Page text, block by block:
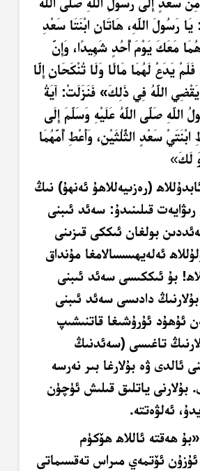
رَسُولَ اللَّهِ، هَاتَانِ ابْنَتَا سَعْدِ
مَعَكَ يَوْمَ أُحُدٍ شَهِيدًا، وَإِنَّ
يَدَعْ لَهُمَا مَالًا وَلَا تُنْكَحَانِ إِلَّا
اللَّهُ فِي ذَلِكَ» فَنَزَلَتْ: آيَةُ
اللَّهِ صَلَّى اللَّهُ عَلَيْهِ وَسَلَّمَ إِلَى
سَعْدٍ الثُّلُثَيْنِ، وَأَعْطِ أُمَّهُمَا
لَكَ»
(رەزىيەللاھۇ ئەنھۇ) نىڭ
قىلىنىدۇ: سەئد ئىبنى
بولغان ئىككى قىزىنى
ئەلەيھىسسالامغا مۇنداق
بۇ ئىككىسى سەئد ئىبنى
دادىسى سەئد ئىبنى
ئۇھۇد ئۇرۇشىغا قاتنىشىپ
تاغىسى (سەئدنىڭ
ئالدى ۋە بۇلارغا بىر نەرسە
بۇلارنى ياتلىق قىلىش ئۈچۈن
ئەلۋەتتە.
ھەقتە ئاللاھ ھۆكۈم
ئۆتمەي مىراس تەقسىماتى